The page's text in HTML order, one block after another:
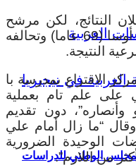
الوطني للدراسات
النتائج، لكن مرشح
المعارضة المشترك ألبرت أوندو أوسا (69 عاما) وتحالفه
النتيجة.
الاقتراع بمدرسة با
على علم تام بعملية
وأنصاره”، دون تقديم
وقال “ما زال أمام علي
الوحيدة الضرورية